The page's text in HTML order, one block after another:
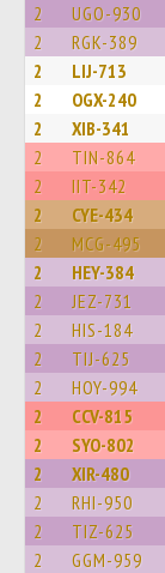
2 UGO-930
2 RGK-389
2 LIJ-713
2 OGX-240
2 XIB-341
2 TIN-864
2 IIT-342
2 CYE-434
2 MCG-495
2 HEY-384
2 JEZ-731
2 HIS-184
2 TIJ-625
2 HOY-994
2 CCV-815
2 SYO-802
2 XIR-480
2 RHI-950
2 TIZ-625
2 GGM-959